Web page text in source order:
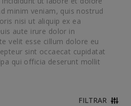
minim veniam, quis nostrud
nisi ut aliquip ex ea
aute irure dolor in
velit esse cillum dolore eu
sint occaecat cupidatat
qui officia deserunt mollit
FILTRAR